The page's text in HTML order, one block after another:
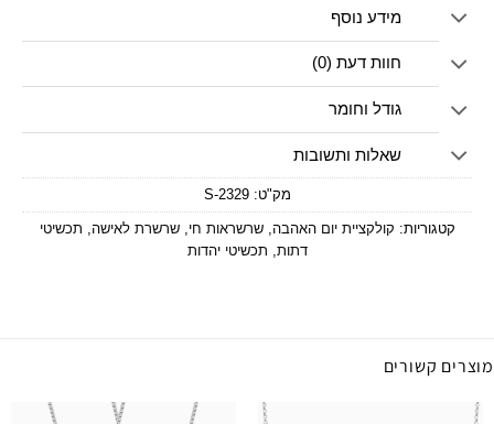
מידע נוסף
חוות דעת (0)
גודל וחומר
שאלות ותשובות
מק"ט:2329-S
קטגוריות: קולקציית יום האהבה,שרשראות חי,שרשרת לאישה, תכשיטי
דתות, תכשיטי יהדות
מוצרים קשורים